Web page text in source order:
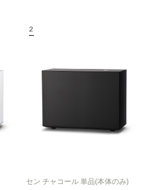
セン チャコール 単品(本体のみ)